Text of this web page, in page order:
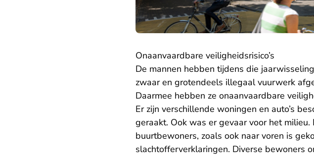
Onaanvaardbare veiligheidsrisico’s
De mannen hebben tijdens die
zwaar en grotendeels illegaal vuurwerk
Daarmee hebben ze onaanvaardbare
Er zijn verschillende woningen en auto’s
geraakt. Ook was er gevaar voor het
buurtbewoners, zoals ook naar voren is
slachtofferverklaringen. Diverse bewoners